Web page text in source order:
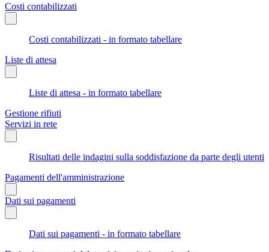
Costi contabilizzati
Costi contabilizzati - in formato tabellare
Liste di attesa
Liste di attesa - in formato tabellare
Gestione rifiuti
Servizi in rete
Risultati delle indagini sulla soddisfazione da parte degli utenti
Pagamenti dell'amministrazione
Dati sui pagamenti
Dati sui pagamenti - in formato tabellare